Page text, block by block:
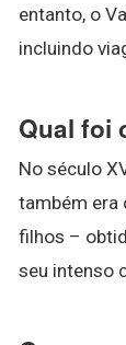
entanto, o
incluindo
Qual foi
No século
também era
filhos –
seu intenso